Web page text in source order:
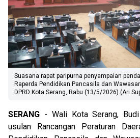
Suasana rapat paripurna penyampaian
Raperda Pendidikan Pancasila dan
DPRD Kota Serang, Rabu (13/5/2026).(Ari
SERANG - Wali Kota Serang,
usulan Rancangan Peraturan